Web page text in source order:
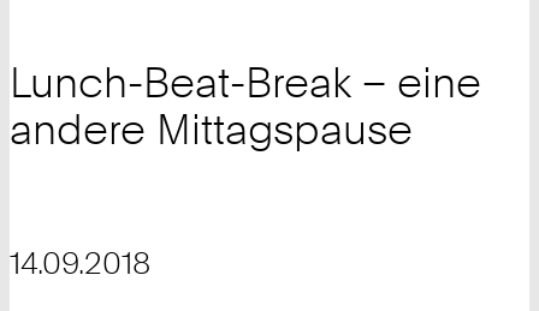
Lunch-Beat-Break – eine
andere Mittagspause
14.09.2018